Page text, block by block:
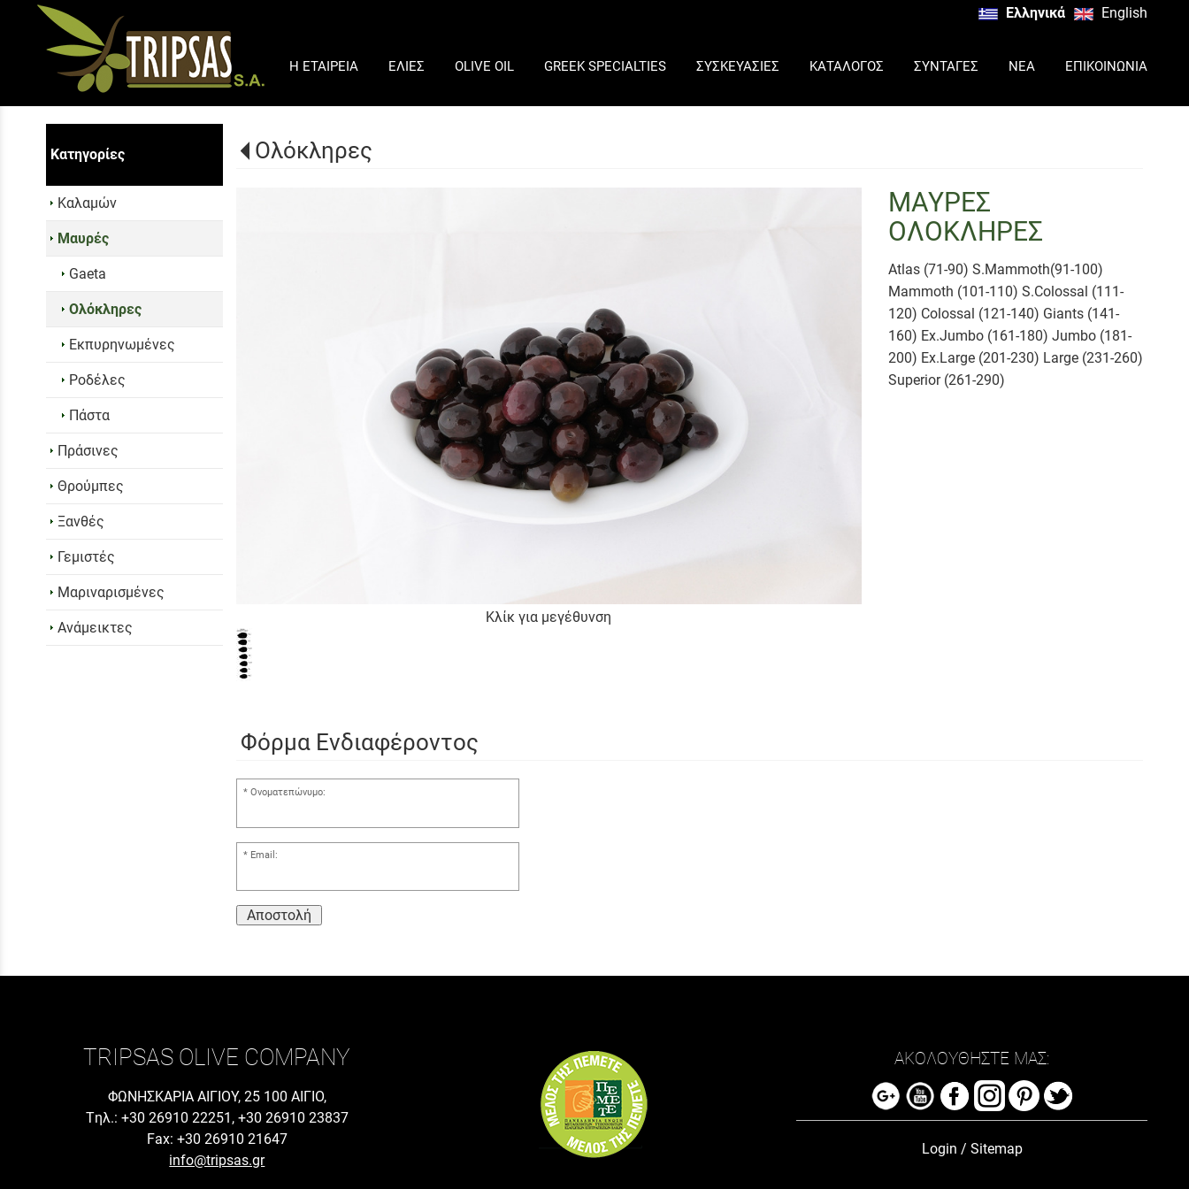
Ελληνικά English
Η ΕΤΑΙΡΕΙΑ ΕΛΙΕΣ OLIVE OIL GREEK SPECIALTIES ΣΥΣΚΕΥΑΣΙΕΣ ΚΑΤΑΛΟΓΟΣ ΣΥΝΤΑΓΕΣ ΝΕΑ ΕΠΙΚΟΙΝΩΝΙΑ
Κατηγορίες
Καλαμών
Μαυρές
Gaeta
Ολόκληρες
Εκπυρηνωμένες
Ροδέλες
Πάστα
Πράσινες
Θρούμπες
Ξανθές
Γεμιστές
Μαριναρισμένες
Ανάμεικτες
Ολόκληρες
Κλίκ για μεγέθυνση
ΜΑΥΡΕΣ
ΟΛΟΚΛΗΡΕΣ
Atlas (71-90) S.Mammoth(91-100)
Mammoth (101-110) S.Colossal (111-
120) Colossal (121-140) Giants (141-
160) Ex.Jumbo (161-180) Jumbo (181-
200) Ex.Large (201-230) Large (231-260)
Superior (261-290)
Φόρμα Ενδιαφέροντος
Ονοματεπώνυμο:
Email:
Αποστολή
TRIPSAS OLIVE COMPANY
ΦΩΝΗΣΚΑΡΙΑ ΑΙΓΙΟΥ, 25 100 ΑΙΓΙΟ,
Tηλ.: +30 26910 22251, +30 26910 23837
Fax: +30 26910 21647
info@tripsas.gr
ΑΚΟΛΟΥΘΗΣΤΕ ΜΑΣ:
Login / Sitemap